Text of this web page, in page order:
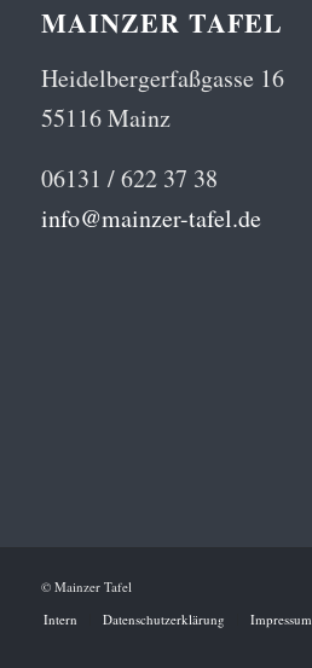
MAINZER TAFEL
Heidelbergerfaßgasse 16
55116 Mainz
06131 / 622 37 38
info@mainzer-tafel.de
© Mainzer Tafel
Intern
Datenschutzerklärung Impressum